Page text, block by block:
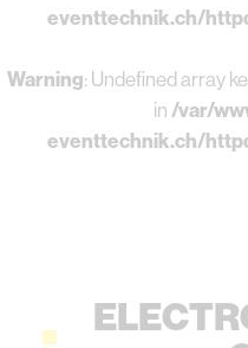
eventtechnik.ch/
Warning: Undefined array
in /var/
eventtechnik.ch/